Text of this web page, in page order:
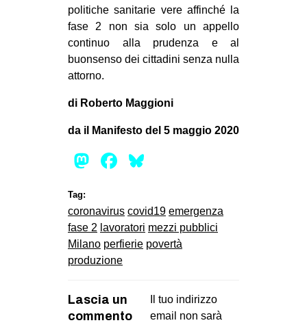
politiche sanitarie vere affinché la
fase 2 non sia solo un appello
continuo alla prudenza e al
buonsenso dei cittadini senza nulla
attorno.
di Roberto Maggioni
da il Manifesto del 5 maggio 2020
Mastodon
Facebook
Tag:
coronavirus covid19 emergenza
fase 2 lavoratori mezzi pubblici
Milano perfierie povertà
produzione
Lascia un
commento
Il tuo indirizzo
email non sarà